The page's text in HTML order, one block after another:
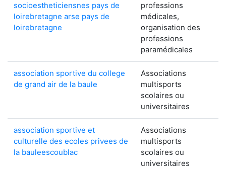
socioestheticiensnes pays de
loirebretagne arse pays de
loirebretagne
professions
médicales,
organisation des
professions
paramédicales
association sportive du college
de grand air de la baule
Associations
multisports
scolaires ou
universitaires
association sportive et
culturelle des ecoles privees de
la bauleescoublac
Associations
multisports
scolaires ou
universitaires